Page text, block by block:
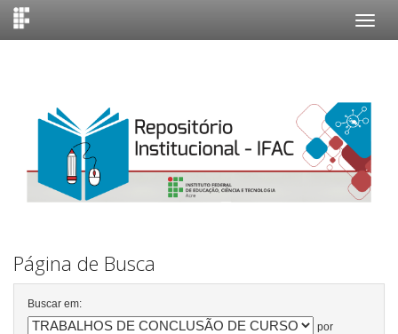
Página de Busca
Buscar em:
por